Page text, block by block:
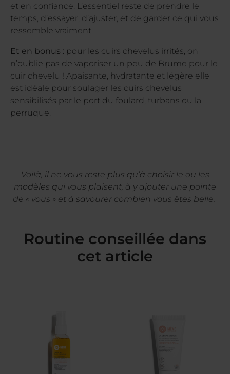
et en confiance. L’essentiel reste de prendre le
temps, d’essayer, d’ajuster, et de garder ce qui vous
ressemble vraiment.
Et en bonus : pour les cuirs chevelus irrités, on
n’oublie pas de vaporiser un peu de Brume pour le
cuir chevelu ! Apaisante, hydratante et légère elle
est idéale pour soulager les cuirs chevelus
sensibilisés par le port du foulard, turbans ou la
perruque.
Voilà, il ne vous reste plus qu’à choisir le ou les
modèles qui vous plaisent, à y ajouter une pointe
de « vous » et à savourer combien vous êtes belle.
Routine conseillée dans
cet article